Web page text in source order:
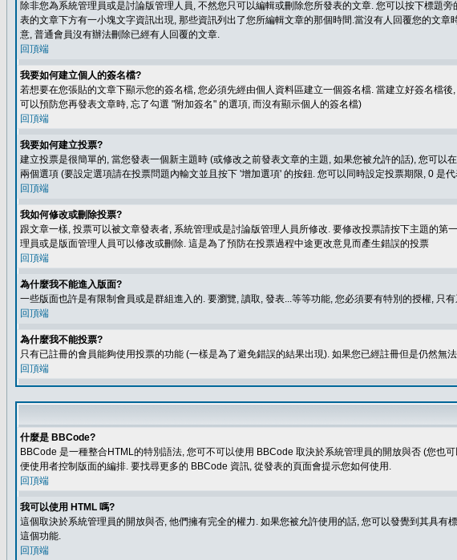
除非您為系統管理員或是討論版管理人員, 不然您只可以編輯或刪除您所發表的文章. 您可以按下標題
表的文章下方有一小塊文字資訊出現, 那些資訊列出了您所編輯文章的那個時間.當沒有人回覆您的文
意, 普通會員沒有辦法刪除已經有人回覆的文章.
回頂端
我要如何建立個人的簽名檔?
若想要在您張貼的文章下顯示您的簽名檔, 您必須先經由個人資料區建立一個簽名檔. 當建立好簽名檔
可以預防您再發表文章時, 忘了勾選 "附加簽名" 的選項, 而沒有顯示個人的簽名檔)
回頂端
我要如何建立投票?
建立投票是很簡單的, 當您發表一個新主題時 (或修改之前發表文章的主題, 如果您被允許的話), 您可
兩個選項 (要設定選項請在投票問題內輸文並且按下 '增加選項' 的按鈕. 您可以同時設定投票期限, 0 是
回頂端
我如何修改或刪除投票?
跟文章一樣, 投票可以被文章發表者, 系統管理或是討論版管理人員所修改. 要修改投票請按下主題的
理員或是版面管理人員可以修改或刪除. 這是為了預防在投票過程中途更改意見而產生錯誤的投票
回頂端
為什麼我不能進入版面?
一些版面也許是有限制會員或是群組進入的. 要瀏覽, 讀取, 發表...等等功能, 您必須要有特別的授權, 只
回頂端
為什麼我不能投票?
只有已註冊的會員能夠使用投票的功能 (一樣是為了避免錯誤的結果出現). 如果您已經註冊但是仍然無
回頂端
什麼是 BBCode?
BBCode 是一種整合HTML的特別語法, 您可不可以使用 BBCode 取決於系統管理員的開放與否 (您也
便使用者控制版面的編排. 要找尋更多的 BBCode 資訊, 從發表的頁面會提示您如何使用.
回頂端
我可以使用 HTML 嗎?
這個取決於系統管理員的開放與否, 他們擁有完全的權力. 如果您被允許使用的話, 您可以發覺到其具有
這個功能.
回頂端